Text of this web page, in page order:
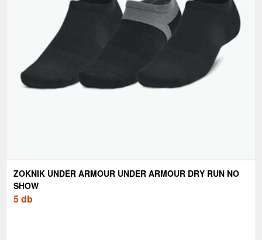
ZOKNIK UNDER ARMOUR UNDER ARMOUR DRY RUN NO
SHOW
5 db